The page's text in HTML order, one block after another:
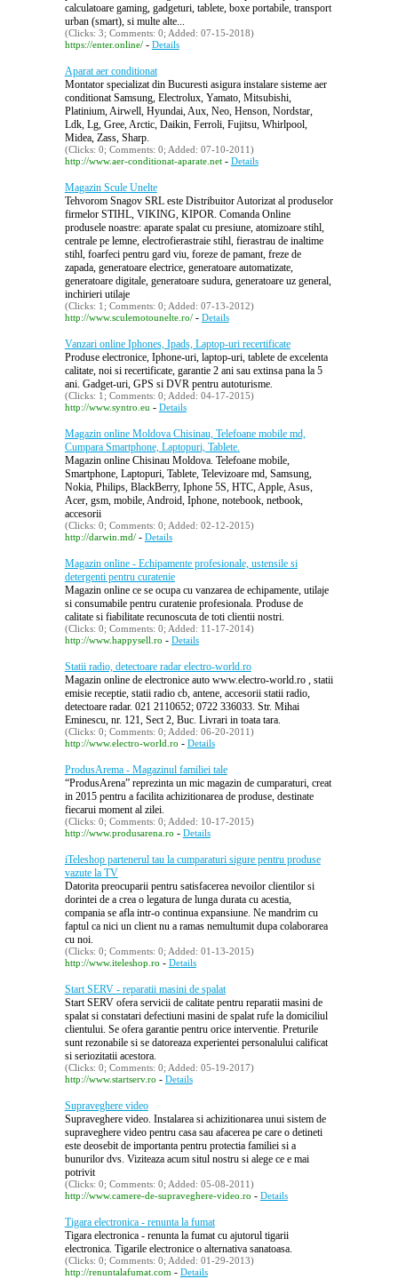
calculatoare gaming, gadgeturi, tablete, boxe portabile, transport
urban (smart), si multe alte...
(Clicks: 3; Comments: 0; Added: 07-15-2018)
https://enter.online/- Details
Aparat aer conditionat
Montator specializat din Bucuresti asigura instalare sisteme aer
conditionat Samsung, Electrolux, Yamato, Mitsubishi,
Platinium, Airwell, Hyundai, Aux, Neo, Henson, Nordstar,
Ldk, Lg, Gree, Arctic, Daikin, Ferroli, Fujitsu, Whirlpool,
Midea, Zass, Sharp.
(Clicks: 0; Comments: 0; Added: 07-10-2011)
http://www.aer-conditionat-aparate.net- Details
Magazin Scule Unelte
Tehvorom Snagov SRL este Distribuitor Autorizat al produselor
firmelor STIHL, VIKING, KIPOR. Comanda Online
produsele noastre: aparate spalat cu presiune, atomizoare stihl,
centrale pe lemne, electrofierastraie stihl, fierastrau de inaltime
stihl, foarfeci pentru gard viu, foreze de pamant, freze de
zapada, generatoare electrice, generatoare automatizate,
generatoare digitale, generatoare sudura, generatoare uz general,
inchirieri utilaje
(Clicks: 1; Comments: 0; Added: 07-13-2012)
http://www.sculemotounelte.ro/- Details
Vanzari online Iphones, Ipads, Laptop-uri recertificate
Produse electronice, Iphone-uri, laptop-uri, tablete de excelenta
calitate, noi si recertificate, garantie 2 ani sau extinsa pana la 5
ani. Gadget-uri, GPS si DVR pentru autoturisme.
(Clicks: 1; Comments: 0; Added: 04-17-2015)
http://www.syntro.eu- Details
Magazin online Moldova Chisinau, Telefoane mobile md,
Cumpara Smartphone, Laptopuri, Tablete.
Magazin online Chisinau Moldova. Telefoane mobile,
Smartphone, Laptopuri, Tablete, Televizoare md, Samsung,
Nokia, Philips, BlackBerry, Iphone 5S, HTC, Apple, Asus,
Acer, gsm, mobile, Android, Iphone, notebook, netbook,
accesorii
(Clicks: 0; Comments: 0; Added: 02-12-2015)
http://darwin.md/- Details
Magazin online - Echipamente profesionale, ustensile si
detergenti pentru curatenie
Magazin online ce se ocupa cu vanzarea de echipamente, utilaje
si consumabile pentru curatenie profesionala. Produse de
calitate si fiabilitate recunoscuta de toti clientii nostri.
(Clicks: 0; Comments: 0; Added: 11-17-2014)
http://www.happysell.ro - Details
Statii radio, detectoare radar electro-world.ro
Magazin online de electronice auto www.electro-world.ro , statii
emisie receptie, statii radio cb, antene, accesorii statii radio,
detectoare radar. 021 2110652; 0722 336033. Str. Mihai
Eminescu, nr. 121, Sect 2, Buc. Livrari in toata tara.
(Clicks: 0; Comments: 0; Added: 06-20-2011)
http://www.electro-world.ro - Details
ProdusArema - Magazinul familiei tale
“ProdusArena” reprezinta un mic magazin de cumparaturi, creat
in 2015 pentru a facilita achizitionarea de produse, destinate
fiecarui moment al zilei.
(Clicks: 0; Comments: 0; Added: 10-17-2015)
http://www.produsarena.ro - Details
iTeleshop partenerul tau la cumparaturi sigure pentru produse
vazute la TV
Datorita preocuparii pentru satisfacerea nevoilor clientilor si
dorintei de a crea o legatura de lunga durata cu acestia,
compania se afla intr-o continua expansiune. Ne mandrim cu
faptul ca nici un client nu a ramas nemultumit dupa colaborarea
cu noi.
(Clicks: 0; Comments: 0; Added: 01-13-2015)
http://www.iteleshop.ro - Details
Start SERV - reparatii masini de spalat
Start SERV ofera servicii de calitate pentru reparatii masini de
spalat si constatari defectiuni masini de spalat rufe la domiciliul
clientului. Se ofera garantie pentru orice interventie. Preturile
sunt rezonabile si se datoreaza experientei personalului calificat
si seriozitatii acestora.
(Clicks: 0; Comments: 0; Added: 05-19-2017)
http://www.startserv.ro - Details
Supraveghere video
Supraveghere video. Instalarea si achizitionarea unui sistem de
supraveghere video pentru casa sau afacerea pe care o detineti
este deosebit de importanta pentru protectia familiei si a
bunurilor dvs. Viziteaza acum situl nostru si alege ce e mai
potrivit
(Clicks: 0; Comments: 0; Added: 05-08-2011)
http://www.camere-de-supraveghere-video.ro - Details
Tigara electronica - renunta la fumat
Tigara electronica - renunta la fumat cu ajutorul tigarii
electronica. Tigarile electronice o alternativa sanatoasa.
(Clicks: 0; Comments: 0; Added: 01-29-2013)
http://renuntalafumat.com- Details